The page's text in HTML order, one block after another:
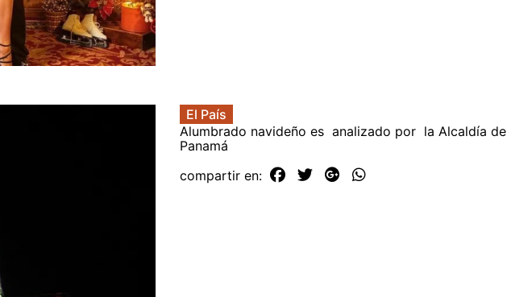
El País
Alumbrado navideño es analizado por la Alcaldía de
Panamá
compartir en: